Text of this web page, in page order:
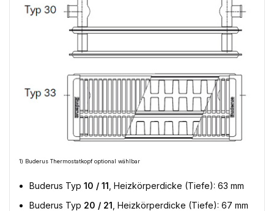
1) Buderus Thermostatkopf optional wählbar
Buderus Typ 10 / 11 , Heizkörperdicke (Tiefe): 63 mm
Buderus Typ 20 / 21 , Heizkörperdicke (Tiefe): 67 mm